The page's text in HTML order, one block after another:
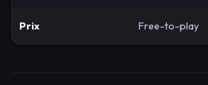
Prix Free-to-play